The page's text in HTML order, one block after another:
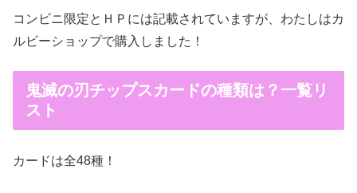
コンビニ限定とＨＰには記載されていますが、わたしはカ
ルビーショップで購入しました！
鬼滅の刃チップスカードの種類は？一覧リ
スト
カードは全48種！